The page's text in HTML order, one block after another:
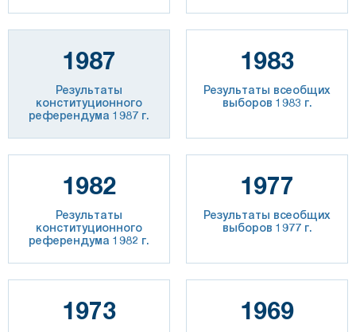
1987
Результаты
конституционного
референдума 1987 г.
1983
Результаты всеобщих
выборов 1983 г.
1982
Результаты
конституционного
референдума 1982 г.
1977
Результаты всеобщих
выборов 1977 г.
1973 1969